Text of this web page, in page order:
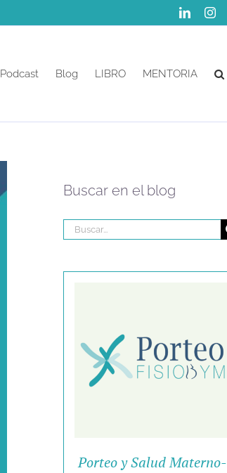
Podcast Blog LIBRO MENTORIA
Buscar en el blog
Porteo y Salud Materno-